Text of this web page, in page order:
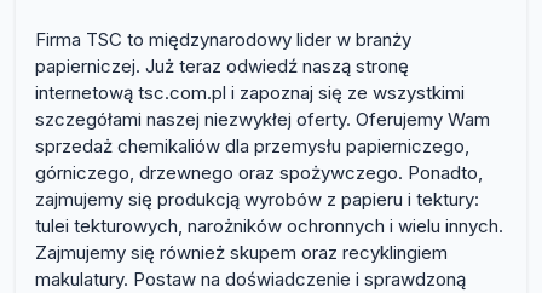
Firma TSC to międzynarodowy lider w branży
papierniczej. Już teraz odwiedź naszą stronę
internetową tsc.com.pl i zapoznaj się ze wszystkimi
szczegółami naszej niezwykłej oferty. Oferujemy Wam
sprzedaż chemikaliów dla przemysłu papierniczego,
górniczego, drzewnego oraz spożywczego. Ponadto,
zajmujemy się produkcją wyrobów z papieru i tektury:
tulei tekturowych, narożników ochronnych i wielu innych.
Zajmujemy się również skupem oraz recyklingiem
makulatury. Postaw na doświadczenie i sprawdzoną